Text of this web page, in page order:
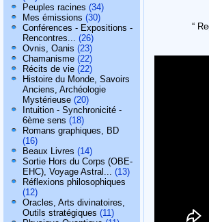
Peuples racines (34)
Mes émissions (30)
Conférences - Expositions -
Rencontres... (26)
Ovnis, Oanis (23)
Chamanisme (22)
Récits de vie (22)
Histoire du Monde, Savoirs
Anciens, Archéologie
Mystérieuse (20)
Intuition - Synchronicité -
6ème sens (18)
Romans graphiques, BD
(16)
Beaux Livres (14)
Sortie Hors du Corps (OBE-
EHC), Voyage Astral... (13)
Réflexions philosophiques
(12)
Oracles, Arts divinatoires,
Outils stratégiques (11)
“